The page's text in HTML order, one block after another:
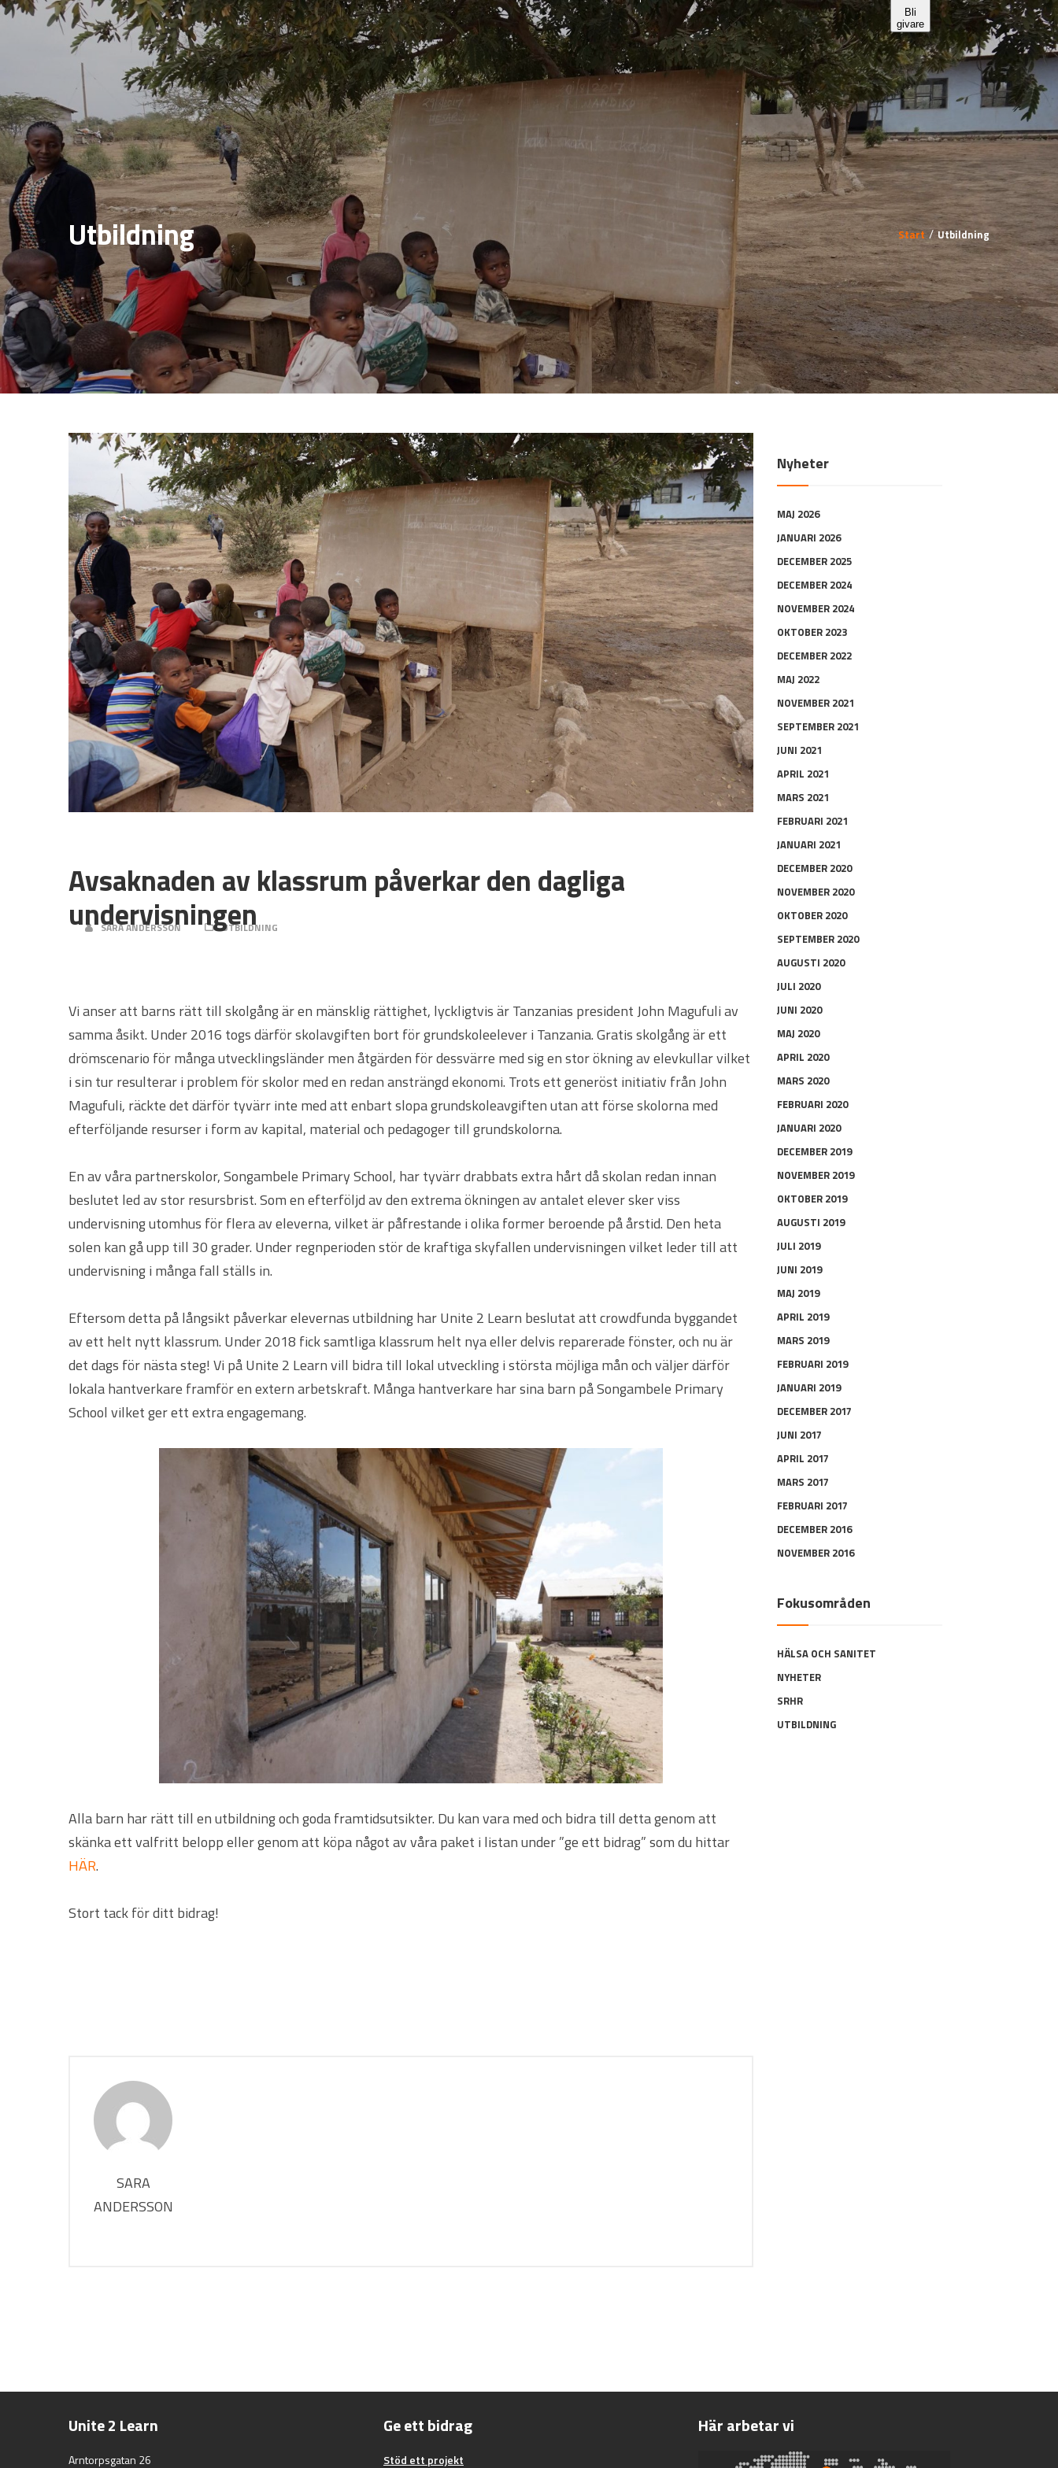
Utbildning Start Utbildning
Avsaknaden av klassrum påverkar den dagliga
undervisningen
SARA ANDERSSON UTBILDNING
Vi anser att barns rätt till skolgång är en mänsklig rättighet, lyckligtvis är Tanzanias president John Magufuli av
samma åsikt. Under 2016 togs därför skolavgiften bort för grundskoleelever i Tanzania. Gratis skolgång är ett
drömscenario för många utvecklingsländer men åtgärden för dessvärre med sig en stor ökning av elevkullar vilket
i sin tur resulterar i problem för skolor med en redan ansträngd ekonomi. Trots ett generöst initiativ från John
Magufuli, räckte det därför tyvärr inte med att enbart slopa grundskoleavgiften utan att förse skolorna med
efterföljande resurser i form av kapital, material och pedagoger till grundskolorna.
En av våra partnerskolor, Songambele Primary School, har tyvärr drabbats extra hårt då skolan redan innan
beslutet led av stor resursbrist. Som en efterföljd av den extrema ökningen av antalet elever sker viss
undervisning utomhus för flera av eleverna, vilket är påfrestande i olika former beroende på årstid. Den heta
solen kan gå upp till 30 grader. Under regnperioden stör de kraftiga skyfallen undervisningen vilket leder till att
undervisning i många fall ställs in.
Eftersom detta på långsikt påverkar elevernas utbildning har Unite 2 Learn beslutat att crowdfunda byggandet
av ett helt nytt klassrum. Under 2018 fick samtliga klassrum helt nya eller delvis reparerade fönster, och nu är
det dags för nästa steg! Vi på Unite 2 Learn vill bidra till lokal utveckling i största möjliga mån och väljer därför
lokala hantverkare framför en extern arbetskraft. Många hantverkare har sina barn på Songambele Primary
School vilket ger ett extra engagemang.
Alla barn har rätt till en utbildning och goda framtidsutsikter. Du kan vara med och bidra till detta genom att
skänka ett valfritt belopp eller genom att köpa något av våra paket i listan under ”ge ett bidrag” som du hittar
HÄR.
Stort tack för ditt bidrag!
SARA
ANDERSSON
Nyheter
MAJ 2026
JANUARI 2026
DECEMBER 2025
DECEMBER 2024
NOVEMBER 2024
OKTOBER 2023
DECEMBER 2022
MAJ 2022
NOVEMBER 2021
SEPTEMBER 2021
JUNI 2021
APRIL 2021
MARS 2021
FEBRUARI 2021
JANUARI 2021
DECEMBER 2020
NOVEMBER 2020
OKTOBER 2020
SEPTEMBER 2020
AUGUSTI 2020
JULI 2020
JUNI 2020
MAJ 2020
APRIL 2020
MARS 2020
FEBRUARI 2020
JANUARI 2020
DECEMBER 2019
NOVEMBER 2019
OKTOBER 2019
AUGUSTI 2019
JULI 2019
JUNI 2019
MAJ 2019
APRIL 2019
MARS 2019
FEBRUARI 2019
JANUARI 2019
DECEMBER 2017
JUNI 2017
APRIL 2017
MARS 2017
FEBRUARI 2017
DECEMBER 2016
NOVEMBER 2016
Fokusområden
HÄLSA OCH SANITET
NYHETER
SRHR
UTBILDNING
Unite 2 Learn
Arntorpsgatan 26
Ge ett bidrag
Stöd ett projekt
Här arbetar vi